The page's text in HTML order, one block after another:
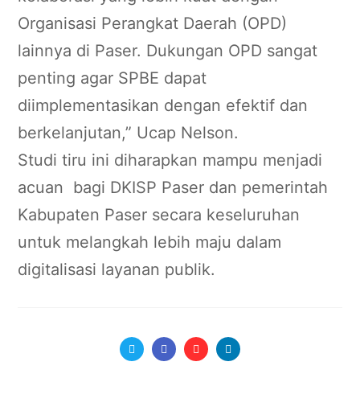
Organisasi Perangkat Daerah (OPD)
lainnya di Paser. Dukungan OPD sangat
penting agar SPBE dapat
diimplementasikan dengan efektif dan
berkelanjutan,” Ucap Nelson.
Studi tiru ini diharapkan mampu menjadi
acuan bagi DKISP Paser dan pemerintah
Kabupaten Paser secara keseluruhan
untuk melangkah lebih maju dalam
digitalisasi layanan publik.